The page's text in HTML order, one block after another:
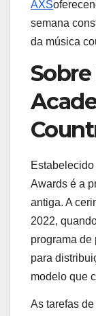
AXS
semana
da música
Sobre
Awards é a
antiga. A
2022,
programa de
para
modelo que
As tarefas